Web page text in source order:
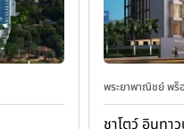
พระยาพาณิชย์ พร็
ชาโตว์ อินทา